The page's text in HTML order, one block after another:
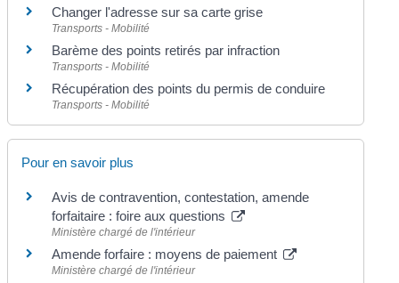
Changer l'adresse sur sa carte grise
Transports - Mobilité
Barème des points retirés par infraction
Transports - Mobilité
Récupération des points du permis de conduire
Transports - Mobilité
Pour en savoir plus
Avis de contravention, contestation, amende
forfaitaire : foire aux questions
Ministère chargé de l'intérieur
Amende forfaire : moyens de paiement
Ministère chargé de l'intérieur